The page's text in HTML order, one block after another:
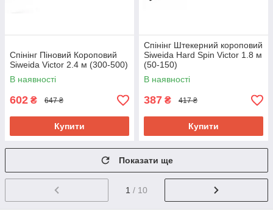
3.
Оплата
Ви можете оплатити замовлення безпосередньо при
оформленні (Пром-оплата), на рахунок або при
отриманні в поштовому відділенні.
4.
Доставка
Спінінг Піновий Короповий
Siweida Victor 2.4 м (300-500)
В наявності
602 ₴ 647 ₴
Купити
Спінінг Штекерний короповий
Siweida Hard Spin Victor 1.8 м
(50-150)
В наявності
387 ₴ 417 ₴
Купити
Показати ще
1 / 10